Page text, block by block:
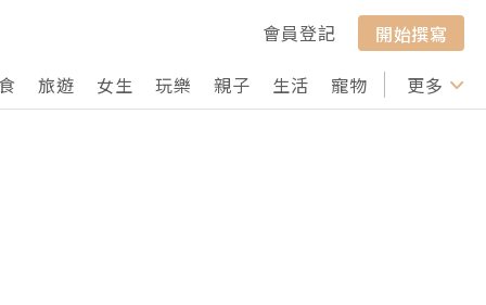
會員登記
開始撰寫
旅遊 女生 玩樂 親子 生活 寵物 行山 打卡
更多